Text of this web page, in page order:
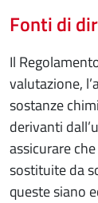
Fonti di
Il
valutazione,
sostanze
derivanti
assicurare
sostituite da
queste siano